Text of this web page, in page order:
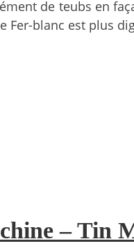
de teubs en
Fer-blanc est plus
– Tin